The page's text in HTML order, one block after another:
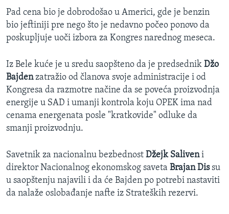
Pad cena bio je dobrodošao u Americi, gde je benzin
bio jeftiniji pre nego što je nedavno počeo ponovo da
poskupljuje uoči izbora za Kongres narednog meseca.
Iz Bele kuće je u sredu saopšteno da je predsednik Džo
Bajden zatražio od članova svoje administracije i od
Kongresa da razmotre načine da se poveća proizvodnja
energije u SAD i umanji kontrola koju OPEK ima nad
cenama energenata posle "kratkovide" odluke da
smanji proizvodnju.
Savetnik za nacionalnu bezbednost Džejk Saliveni
direktor Nacionalnog ekonomskog saveta Brajan Dissu
u saopštenju najavili i da će Bajden po potrebi nastaviti
da nalaže oslobađanje nafte iz Strateških rezervi.